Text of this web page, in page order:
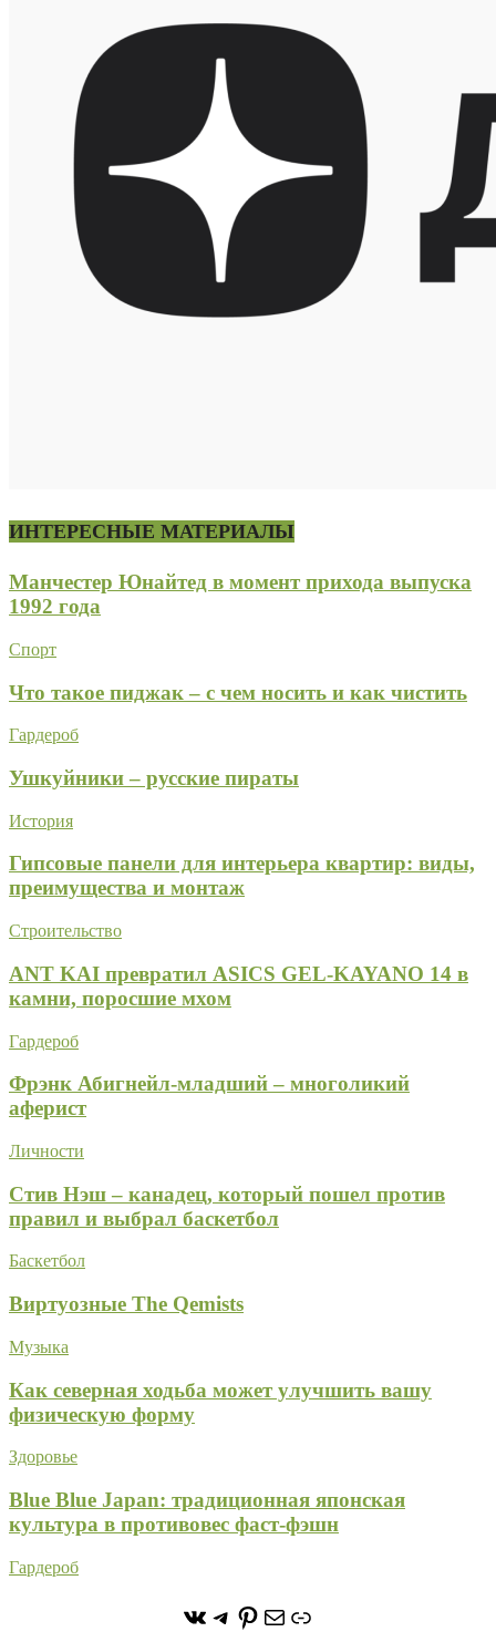
ИНТЕРЕСНЫЕ МАТЕРИАЛЫ
Манчестер Юнайтед в момент прихода выпуска
1992 года
Спорт
Что такое пиджак – с чем носить и как чистить
Гардероб
Ушкуйники – русские пираты
История
Гипсовые панели для интерьера квартир: виды,
преимущества и монтаж
Строительство
ANT KAI превратил ASICS GEL-KAYANO 14 в
камни, поросшие мхом
Гардероб
Фрэнк Абигнейл-младший – многоликий
аферист
Личности
Стив Нэш – канадец, который пошел против
правил и выбрал баскетбол
Баскетбол
Виртуозные The Qemists
Музыка
Как северная ходьба может улучшить вашу
физическую форму
Здоровье
Blue Blue Japan: традиционная японская
культура в противовес фаст-фэшн
Гардероб
https://vk.com/
https://t.me/stoneforest
https://
ПочтаСсылка